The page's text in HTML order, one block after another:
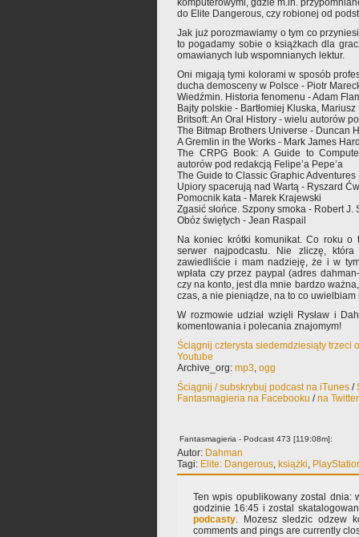
komputerowymi, gdzie m.in.
do Elite Dangerous, czy robionej od
Jak już porozmawiamy o tym co
to pogadamy sobie o książkach dla
omawianych lub wspomnianych lektur.
Oni migają tymi kolorami w sposób
ducha demosceny w Polsce - Piotr
Wiedźmin. Historia fenomenu - Adam
Bajty polskie - Bartłomiej Kluska,
Britsoft: An Oral History - wielu autorów
The Bitmap Brothers Universe - Duncan
A Gremlin in the Works - Mark James
The CRPG Book: A Guide to
autorów pod redakcją Felipe’a Pepe’a
The Guide to Classic Graphic
Upiory spacerują nad Wartą - Ryszard
Pomocnik kata - Marek Krajewski
Zgasić słońce. Szpony smoka - Robert J.
Obóz świętych - Jean Raspail
Na koniec krótki komunikat. Co roku
serwer najpodcastu. Nie zliczę,
zawiedliście i mam nadzieję, że i w
wpłata czy przez paypal (adres
czy na konto, jest dla mnie bardzo
czas, a nie pieniądze, na to co
W rozmowie udział wzięli Rysław i
komentowania i polecania znajomym!
Ściągnij czterysta siedemdziesiąty trzeci
Youtube
Archive_org: mp3, ogg
Ściągnij / subskrybuj podcast na iTunes /
Fantasmagieria na Facebooku /na
Fantasmagieria - Podcast 473 [119:08m]:
Autor: Dahman
Tagi: Elite: Dangerous, książki,
Ten wpis opublikowany zostal dnia:
godzinie 16:45 i zostal
podcasty. Mozesz sledzic odzew
comments and pings are currently